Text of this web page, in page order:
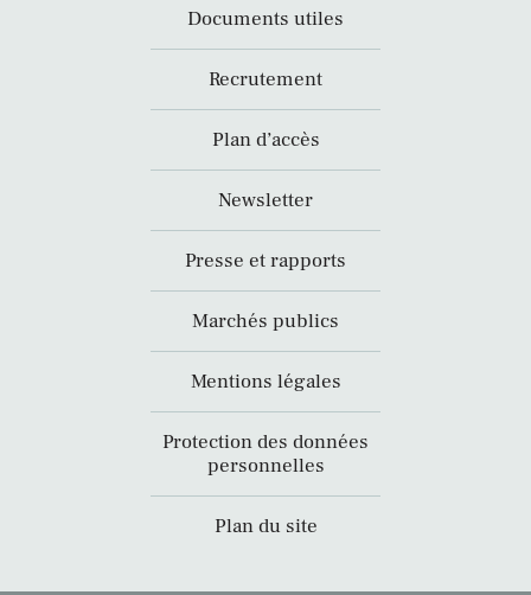
Documents utiles
Recrutement
Plan d’accès
Newsletter
Presse et rapports
Marchés publics
Mentions légales
Protection des données
personnelles
Plan du site